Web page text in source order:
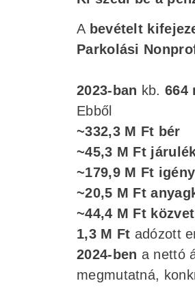
A bevételt
Parkolási
2023-ban kb. 664
Ebből
~332,3 M Ft bér
~45,3 M Ft
~179,9 M Ft
~20,5 M Ft
~44,4 M Ft
1,3 M Ft adózott
2024-ben a nettó
megmutatná,